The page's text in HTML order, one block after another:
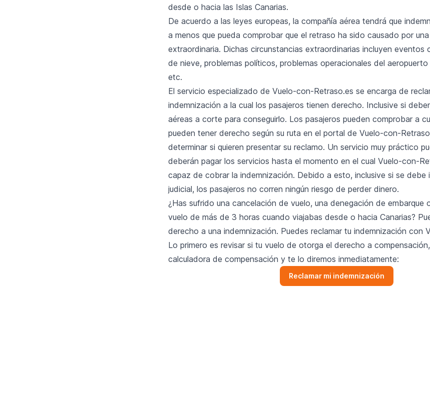
desde o hacia las Islas Canarias.
De acuerdo a las leyes europeas, la compañía aérea tendrá que
a menos que pueda comprobar que el retraso ha sido causado por
extraordinaria. Dichas circunstancias extraordinarias incluyen eventos
de nieve, problemas políticos, problemas operacionales del
etc.
El servicio especializado de Vuelo-con-Retraso.es se encarga de
indemnización a la cual los pasajeros tienen derecho. Inclusive si
aéreas a corte para conseguirlo. Los pasajeros pueden comprobar a
pueden tener derecho según su ruta en el portal de Vuelo-con-
determinar si quieren presentar su reclamo. Un servicio muy práctico
deberán pagar los servicios hasta el momento en el cual Vuelo-con-
capaz de cobrar la indemnización. Debido a esto, inclusive si se debe
judicial, los pasajeros no corren ningún riesgo de perder dinero.
¿Has sufrido una cancelación de vuelo, una denegación de embarque
vuelo de más de 3 horas cuando viajabas desde o hacia Canarias?
derecho a una indemnización. Puedes reclamar tu indemnización con
Lo primero es revisar si tu vuelo de otorga el derecho a
calculadora de compensación y te lo diremos inmediatamente:
Reclamar mi indemnización